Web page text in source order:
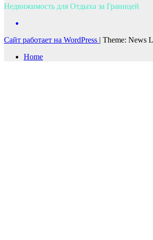
Недвижимость для Отдыха за Границей
Сайт работает на WordPress | Theme: News
Home